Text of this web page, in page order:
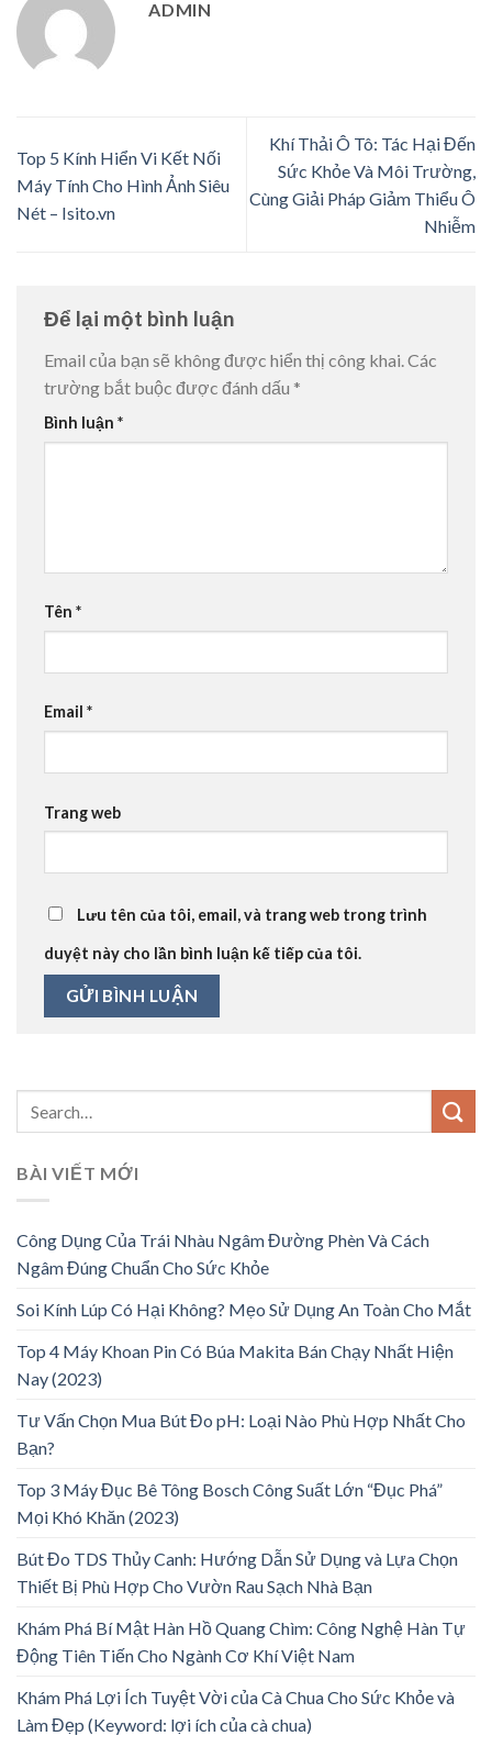
ADMIN
Top 5 Kính Hiển Vi Kết Nối
Máy Tính Cho Hình Ảnh Siêu
Nét – Isito.vn
Khí Thải Ô Tô: Tác Hại Đến
Sức Khỏe Và Môi Trường,
Cùng Giải Pháp Giảm Thiểu Ô
Nhiễm
Để lại một bình luận
Email của bạn sẽ không được hiển thị công khai.Các
trường bắt buộc được đánh dấu *
Bình luận *
Tên *
Email *
Trang web
Lưu tên của tôi, email, và trang web trong trình
duyệt này cho lần bình luận kế tiếp của tôi.
BÀI VIẾT MỚI
Công Dụng Của Trái Nhàu Ngâm Đường Phèn Và Cách
Ngâm Đúng Chuẩn Cho Sức Khỏe
Soi Kính Lúp Có Hại Không? Mẹo Sử Dụng An Toàn Cho Mắt
Top 4 Máy Khoan Pin Có Búa Makita Bán Chạy Nhất Hiện
Nay (2023)
Tư Vấn Chọn Mua Bút Đo pH: Loại Nào Phù Hợp Nhất Cho
Bạn?
Top 3 Máy Đục Bê Tông Bosch Công Suất Lớn “Đục Phá”
Mọi Khó Khăn (2023)
Bút Đo TDS Thủy Canh: Hướng Dẫn Sử Dụng và Lựa Chọn
Thiết Bị Phù Hợp Cho Vườn Rau Sạch Nhà Bạn
Khám Phá Bí Mật Hàn Hồ Quang Chìm: Công Nghệ Hàn Tự
Động Tiên Tiến Cho Ngành Cơ Khí Việt Nam
Khám Phá Lợi Ích Tuyệt Vời của Cà Chua Cho Sức Khỏe và
Làm Đẹp (Keyword: lợi ích của cà chua)